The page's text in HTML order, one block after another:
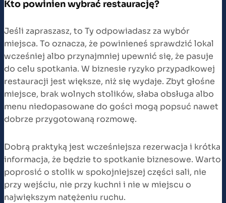
Kto powinien wybrać restaurację?
Jeśli zapraszasz, to Ty odpowiadasz za wybór
miejsca. To oznacza, że powinieneś sprawdzić lokal
wcześniej albo przynajmniej upewnić się, że pasuje
do celu spotkania. W biznesie ryzyko przypadkowej
restauracji jest większe, niż się wydaje. Zbyt głośne
miejsce, brak wolnych stolików, słaba obsługa albo
menu niedopasowane do gości mogą popsuć nawet
dobrze przygotowaną rozmowę.
Dobrą praktyką jest wcześniejsza rezerwacja i krótka
informacja, że będzie to spotkanie biznesowe. Warto
poprosić o stolik w spokojniejszej części sali, nie
przy wejściu, nie przy kuchni i nie w miejscu o
największym natężeniu ruchu.